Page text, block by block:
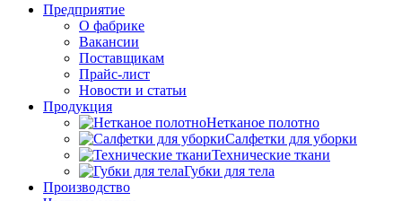
Предприятие
О фабрике
Вакансии
Поставщикам
Прайс-лист
Новости и статьи
Продукция
Нетканое полотно
Салфетки для уборки
Технические ткани
Губки для тела
Производство